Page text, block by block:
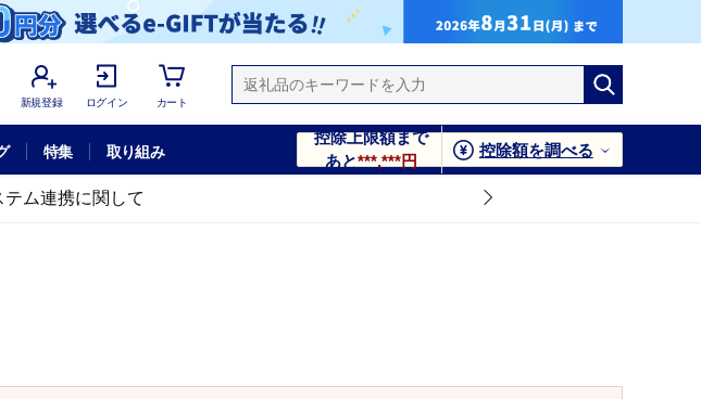
新規登録 ログイン カート
特集 取り組み
控除上限額まで
あと***,***円
控除額を調べる
テム連携に関して